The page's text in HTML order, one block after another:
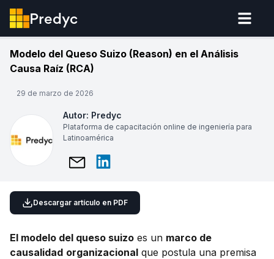
Predyc
Modelo del Queso Suizo (Reason) en el Análisis
Causa Raíz (RCA)
29 de marzo de 2026
Autor: Predyc
Plataforma de capacitación online de ingeniería para
Latinoamérica
Descargar artículo en PDF
El modelo del queso suizo es un marco de
causalidad organizacional que postula una premisa